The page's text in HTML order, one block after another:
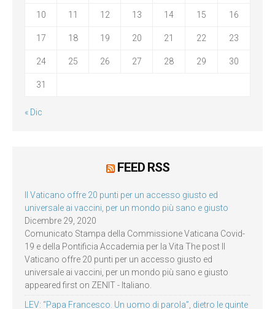
10 11 12 13 14 15 16
17 18 19 20 21 22 23
24 25 26 27 28 29 30
31
« Dic
FEED RSS
Il Vaticano offre 20 punti per un accesso giusto ed
universale ai vaccini, per un mondo più sano e giusto
Dicembre 29, 2020
Comunicato Stampa della Commissione Vaticana Covid-
19 e della Pontificia Accademia per la Vita The post Il
Vaticano offre 20 punti per un accesso giusto ed
universale ai vaccini, per un mondo più sano e giusto
appeared first on ZENIT - Italiano.
LEV: “Papa Francesco. Un uomo di parola”, dietro le quinte